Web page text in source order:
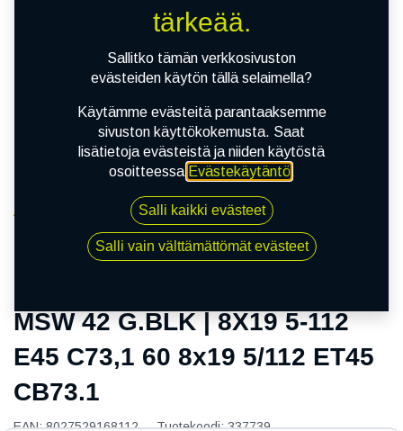
MSW 42 G.BLK | 8X19 5-112 E45 C73,1 60 8x19 5/112
ET45 CB73.1
MSW 42 G.BLK | 8X19 5-112
E45 C73,1 60 8x19 5/112 ET45
CB73.1
EAN:8027529168112 Tuotekoodi:337739
tärkeää.
Sallitko tämän verkkosivuston
evästeiden käytön tällä selaimella?
Käytämme evästeitä parantaaksemme
sivuston käyttökokemusta. Saat
lisätietoja evästeistä ja niiden käytöstä
osoitteessa Evästekäytäntö.
Salli kaikki evästeet
Salli vain välttämättömät evästeet